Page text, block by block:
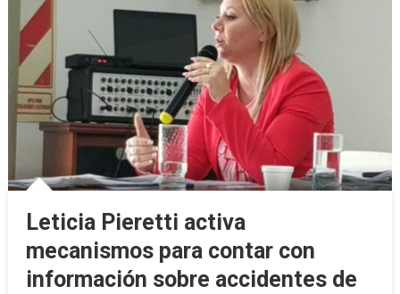
Leticia Pieretti activa
mecanismos para contar con
información sobre accidentes de